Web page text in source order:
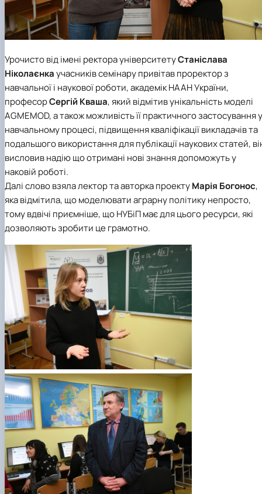
Урочисто від імені ректора університетуСтаніслава
Ніколаєнкаучасників семінару привітав проректор з
навчальної і наукової роботи, академік НААН України,
професорСергій Кваша, який відмітив унікальність моделі
AGMEMOD, а також можливість її практичного застосування у
навчальному процесі, підвищення кваліфікації викладачів та
подальшого використання для публікації наукових статей,
висловив надію що отримані нові знання допоможуть у
наковій роботі.
Далі слово взяла лектор та авторка проектуМарія Богонос,
яка відмітила, що моделювати аграрну політику непросто,
тому вдвічі приємніше, що НУБіП має для цього ресурси, які
дозволяють зробити це грамотно.